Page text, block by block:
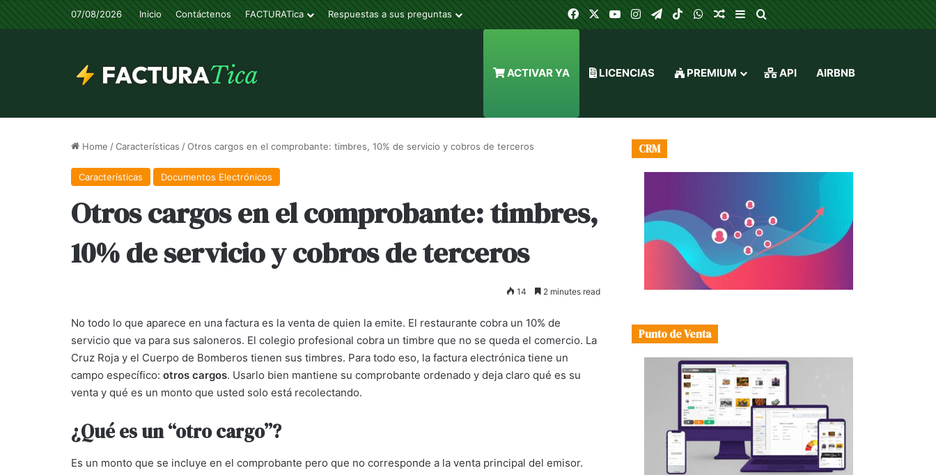
07/08/2026 Inicio Contáctenos FACTURATica Respuestas a sus preguntas Facebook
X YouTube
Instagram
Telegram
TikTokWhatsApp
Random Article
SidebarSearch for
ACTIVAR YA LICENCIAS PREMIUM API AIRBNB
Home /Características /Otros cargos en el comprobante: timbres, 10% de servicio y cobros de terceros
Características Documentos Electrónicos
Otros cargos en el comprobante: timbres,
10% de servicio y cobros de terceros
14 2 minutes read
No todo lo que aparece en una factura es la venta de quien la emite. El restaurante cobra un 10% de
servicio que va para sus saloneros. El colegio profesional cobra un timbre que no se queda el comercio. La
Cruz Roja y el Cuerpo de Bomberos tienen sus timbres. Para todo eso, la factura electrónica tiene un
campo específico: otros cargos. Usarlo bien mantiene su comprobante ordenado y deja claro qué es su
venta y qué es un monto que usted solo está recolectando.
¿Qué es un “otro cargo”?
Es un monto que se incluye en el comprobante pero que no corresponde a la venta principal del emisor.
CRM
Punto de Venta